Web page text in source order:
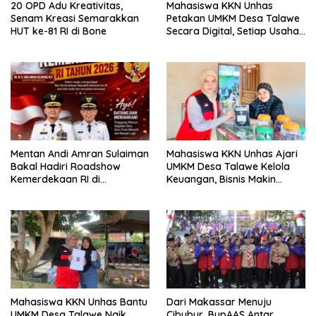
20 OPD Adu Kreativitas,
Senam Kreasi Semarakkan
HUT ke-81 RI di Bone
Mahasiswa KKN Unhas
Petakan UMKM Desa Talawe
Secara Digital, Setiap Usaha
Mentan Andi Amran Sulaiman
Bakal Hadiri Roadshow
Kemerdekaan RI di
Dibagikan
Mahasiswa KKN Unhas Ajari
UMKM Desa Talawe Kelola
Keuangan, Bisnis Makin
Mahasiswa KKN Unhas Bantu
Dari Makassar Menuju